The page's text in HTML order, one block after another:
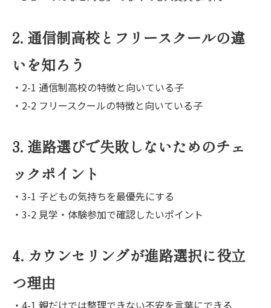
2. 通信制高校とフリースクールの違
いを知ろう
・2-1 通信制高校の特徴と向いている子
・2-2 フリースクールの特徴と向いている子
3. 進路選びで失敗しないためのチェ
ックポイント
・3-1 子どもの気持ちを最優先にする
・3-2 見学・体験参加で確認したいポイント
4. カウンセリングが進路選択に役立
つ理由
・4-1 親だけでは整理できない不安を言葉にできる